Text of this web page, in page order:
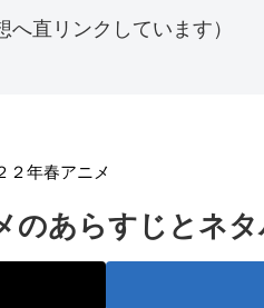
直リンクしています）
２年春アニメ
あらすじとネタ